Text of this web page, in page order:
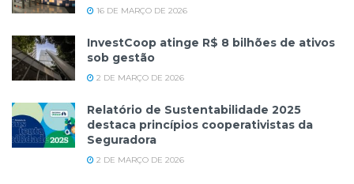
16 DE MARÇO DE 2026
InvestCoop atinge R$ 8 bilhões de ativos
sob gestão
2 DE MARÇO DE 2026
Relatório de Sustentabilidade 2025
destaca princípios cooperativistas da
Seguradora
2 DE MARÇO DE 2026